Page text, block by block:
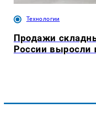
Технологии
Продажи
России выросли